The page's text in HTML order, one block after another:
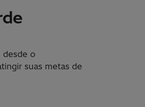
desde o
suas metas de